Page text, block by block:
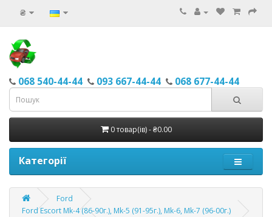
₴
068 540-44-44 093 667-44-44 068 677-44-44
0 товар(ів) - ₴0.00
Категорії
Ford
Ford Escort Mk-4 (86-90г.), Mk-5 (91-95г.), Mk-6, Mk-7 (96-00г.)